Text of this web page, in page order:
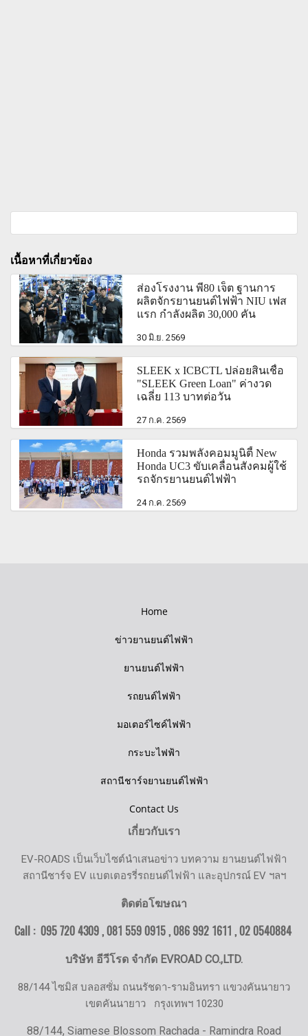
เนื้อหาที่เกี่ยวข้อง
ส่องโรงงาน พี80 เจ็ต ฐานการ
ผลิตจักรยานยนต์ไฟฟ้า NIU เฟส
แรก กำลังผลิต 30,000 คัน
30 มิ.ย. 2569
SLEEK x ICBCTL ปล่อยสินเชื่อ
"SLEEK Green Loan" ค่างวด
เฉลี่ย 113 บาทต่อวัน
27 ก.ค. 2569
Honda รวมพลังคอมมูนิตี้ New
Honda UC3 ขับเคลื่อนสังคมผู้ใช้
รถจักรยานยนต์ไฟฟ้า
24 ก.ค. 2569
Home
ข่าวยานยนต์ไฟฟ้า
ยานยนต์ไฟฟ้า
รถยนต์ไฟฟ้า
มอเตอร์ไซค์ไฟฟ้า
กระบะไฟฟ้า
สถานีชาร์จยานยนต์ไฟฟ้า
Contact Us
เกี่ยวกับเรา
EV-ROADS เป็นเว็บไซต์นำเสนอข่าว บทความ ยานยนต์ไฟฟ้า
สถานีชาร์จ EV แบตเตอรรี่รถยนต์ไฟฟ้า และอุปกรณ์ EV ฯลฯ
ติดต่อโฆษณา
Call : 095 720 4309 , 081 559 0915 , 086 992 1611 ,02 0540884
บริษัท อีวีโรด จำกัด EVROAD CO.,LTD.
88/144 ไซมิส บลอสซั่ม ถนนรัชดา-รามอินทรา แขวงคันนายาว
เขตคันนายาว กรุงเทพฯ 10230
88/144, Siamese Blossom Rachada - Ramindra Road